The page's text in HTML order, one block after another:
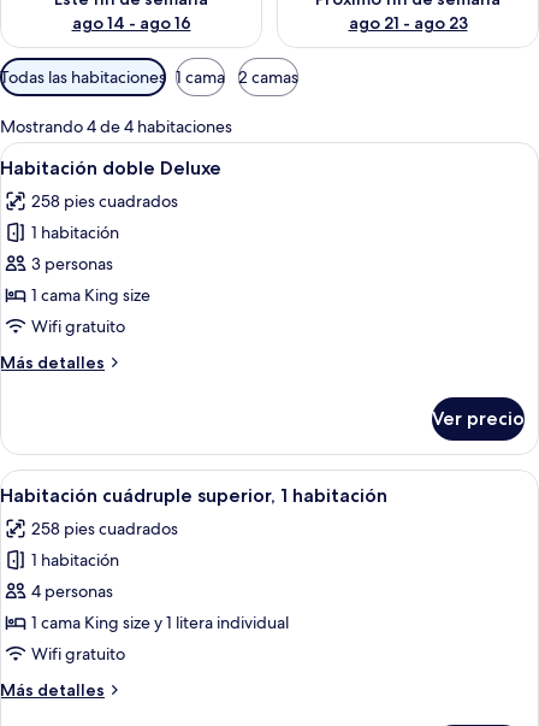
ago 14 - ago 16
ago 21 - ago 23
Filtros
disponibles
para
las
habitaciones
Todas las habitaciones 1 cama 2 camas
Mostrando 4 de 4 habitaciones
Abrir
todas
las
fotos
de
Habitación
doble
Caja de seguridad en la habitación,
6
Habitación doble Deluxe
258 pies cuadrados
1 habitación
3 personas
1 cama King size
Wifi gratuito
Más detalles
Más
doble
Deluxe
Ver precio
Abrir
todas
las
fotos
de
Habitación
cuádruple
1
Habitación de hotel con cama, otra
4
Habitación cuádruple superior, 1 habitación
258 pies cuadrados
1 habitación
4 personas
1 cama King size y 1 litera individual
Wifi gratuito
Más detalles
Más